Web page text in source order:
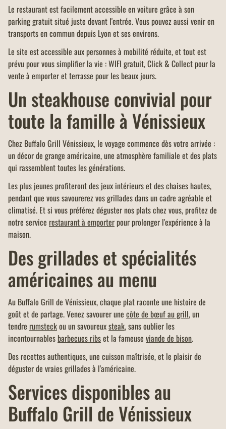
Le restaurant est facilement accessible en voiture grâce à son
parking gratuit situé juste devant l'entrée. Vous pouvez aussi venir en
transports en commun depuis Lyon et ses environs.
Le site est accessible aux personnes à mobilité réduite, et tout est
prévu pour vous simplifier la vie : WIFI gratuit, Click & Collect pour la
vente à emporter et terrasse pour les beaux jours.
Un steakhouse convivial pour
toute la famille à Vénissieux
Chez Buffalo Grill Vénissieux, le voyage commence dès votre arrivée :
un décor de grange américaine, une atmosphère familiale et des plats
qui rassemblent toutes les générations.
Les plus jeunes profiteront des jeux intérieurs et des chaises hautes,
pendant que vous savourerez vos grillades dans un cadre agréable et
climatisé. Et si vous préférez déguster nos plats chez vous, profitez de
notre service restaurant à emporterpour prolonger l'expérience à la
maison.
Des grillades et spécialités
américaines au menu
Au Buffalo Grill de Vénissieux, chaque plat raconte une histoire de
goût et de partage. Venez savourer une côte de bœuf au grill, un
tendre rumsteckou un savoureuxsteak, sans oublier les
incontournables barbecues ribset la fameuse viande de bison.
Des recettes authentiques, une cuisson maîtrisée, et le plaisir de
déguster de vraies grillades à l'américaine.
Services disponibles au
Buffalo Grill de Vénissieux